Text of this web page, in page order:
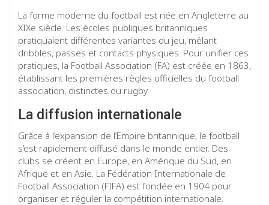
La forme moderne du football est née en Angleterre au
XIXe siècle. Les écoles publiques britanniques
pratiquaient différentes variantes du jeu, mêlant
dribbles, passes et contacts physiques. Pour unifier ces
pratiques, la Football Association (FA) est créée en 1863,
établissant les premières règles officielles du football
association, distinctes du rugby.
La diffusion internationale
Grâce à l’expansion de l’Empire britannique, le football
s’est rapidement diffusé dans le monde entier. Des
clubs se créent en Europe, en Amérique du Sud, en
Afrique et en Asie. La Fédération Internationale de
Football Association (FIFA) est fondée en 1904 pour
organiser et réguler la compétition internationale.